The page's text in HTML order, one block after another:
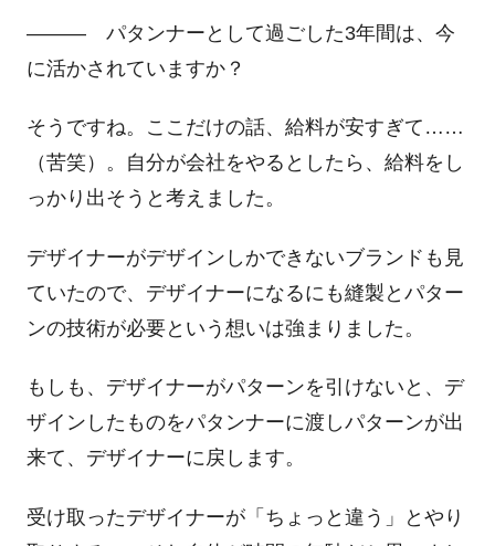
――― パタンナーとして過ごした3年間は、今
に活かされていますか？
そうですね。ここだけの話、給料が安すぎて……
（苦笑）。自分が会社をやるとしたら、給料をし
っかり出そうと考えました。
デザイナーがデザインしかできないブランドも見
ていたので、デザイナーになるにも縫製とパター
ンの技術が必要という想いは強まりました。
もしも、デザイナーがパターンを引けないと、デ
ザインしたものをパタンナーに渡しパターンが出
来て、デザイナーに戻します。
受け取ったデザイナーが「ちょっと違う」とやり